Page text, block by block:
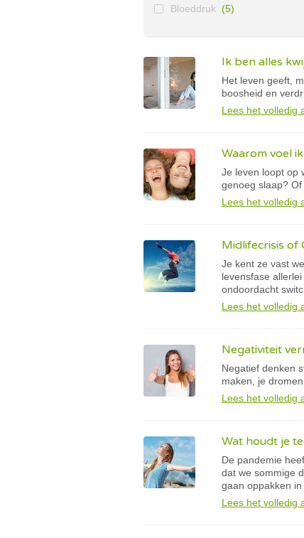
Bloeddruk (5)
Ik ben alles
Het leven geeft,
boosheid en
Lees het volledig
Waarom voel
Je leven loopt op
genoeg slaap?
Lees het volledig
Midlifecrisis of
Je kent ze vast
levensfase
ondoordacht
Lees het volledig
Negativiteit
Negatief denken
maken, je
Lees het volledig
Wat houdt je
De pandemie
dat we sommige
gaan oppakken
Lees het volledig